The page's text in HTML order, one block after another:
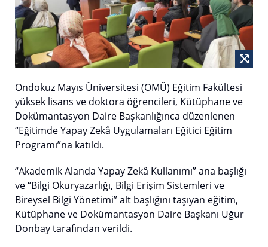
Ondokuz Mayıs Üniversitesi (OMÜ) Eğitim Fakültesi
yüksek lisans ve doktora öğrencileri, Kütüphane ve
Dokümantasyon Daire Başkanlığınca düzenlenen
“Eğitimde Yapay Zekâ Uygulamaları Eğitici Eğitim
Programı”na katıldı.
“Akademik Alanda Yapay Zekâ Kullanımı” ana başlığı
ve “Bilgi Okuryazarlığı, Bilgi Erişim Sistemleri ve
Bireysel Bilgi Yönetimi” alt başlığını taşıyan eğitim,
Kütüphane ve Dokümantasyon Daire Başkanı Uğur
Donbay tarafından verildi.